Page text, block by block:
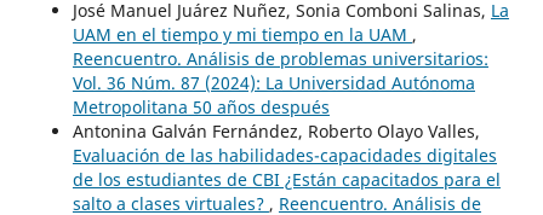
José Manuel Juárez Nuñez, Sonia Comboni Salinas, La
UAM en el tiempo y mi tiempo en la UAM ,
Reencuentro. Análisis de problemas universitarios:
Vol. 36 Núm. 87 (2024): La Universidad Autónoma
Metropolitana 50 años después
Antonina Galván Fernández, Roberto Olayo Valles,
Evaluación de las habilidades-capacidades digitales
de los estudiantes de CBI ¿Están capacitados para el
salto a clases virtuales? , Reencuentro. Análisis de